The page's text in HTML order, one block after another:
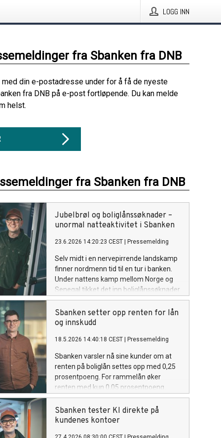
LOGG INN
fra Sbanken fra DNB
din e-postadresse under for å få de nyeste
fra DNB på e-post fortløpende. Du kan melde
helst.
fra Sbanken fra DNB
Jubelbrøl og boliglånssøknader –
unormal natteaktivitet i Sbanken
23.6.2026 14:20:23 CEST Pressemelding
Selv midt i en nervepirrende landskamp
finner nordmenn tid til en tur i banken.
Under nattens kamp mellom Norge og
Senegal tikket det inn boliglånssøknader
til Sbanken i timene hvor det normalt er
musestille.
Sbanken setter opp renten for lån
og innskudd
18.5.2026 14:40:18 CEST Pressemelding
Sbanken varsler nå sine kunder om at
renten på boliglån settes opp med 0,25
prosentpoeng. For rammelån øker
renten med kun 0,05 prosentpoeng.
Etter denne renteendringen er renten lik
på boliglån med 60 prosent
belåningsgrad og rammelån, med 5,20
Sbanken tester KI direkte på
kundenes kontoer